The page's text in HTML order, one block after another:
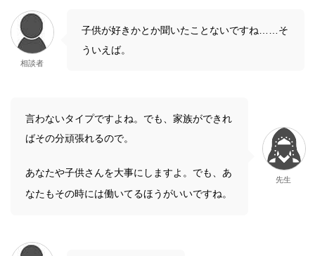
相談者
子供が好きかとか聞いたことないですね……そ
ういえば。
言わないタイプですよね。でも、家族ができれ
ばその分頑張れるので。
あなたや子供さんを大事にしますよ。でも、あ
なたもその時には働いてるほうがいいですね。
先生